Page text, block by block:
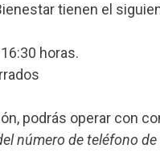
tienen el
horas.
podrás operar con
número de teléfono